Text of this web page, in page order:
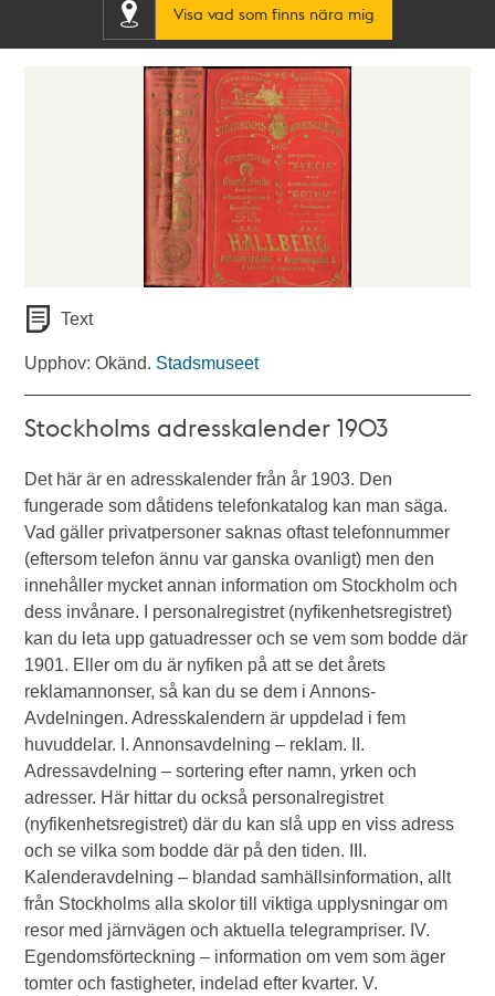
Visa vad som finns nära mig
Text
Upphov: Okänd. Stadsmuseet
Stockholms adresskalender 1903
Det här är en adresskalender från år 1903. Den
fungerade som dåtidens telefonkatalog kan man säga.
Vad gäller privatpersoner saknas oftast telefonnummer
(eftersom telefon ännu var ganska ovanligt) men den
innehåller mycket annan information om Stockholm och
dess invånare. I personalregistret (nyfikenhetsregistret)
kan du leta upp gatuadresser och se vem som bodde där
1901. Eller om du är nyfiken på att se det årets
reklamannonser, så kan du se dem i Annons-
Avdelningen. Adresskalendern är uppdelad i fem
huvuddelar. I. Annonsavdelning – reklam. II.
Adressavdelning – sortering efter namn, yrken och
adresser. Här hittar du också personalregistret
(nyfikenhetsregistret) där du kan slå upp en viss adress
och se vilka som bodde där på den tiden. III.
Kalenderavdelning – blandad samhällsinformation, allt
från Stockholms alla skolor till viktiga upplysningar om
resor med järnvägen och aktuella telegrampriser. IV.
Egendomsförteckning – information om vem som äger
tomter och fastigheter, indelad efter kvarter. V.